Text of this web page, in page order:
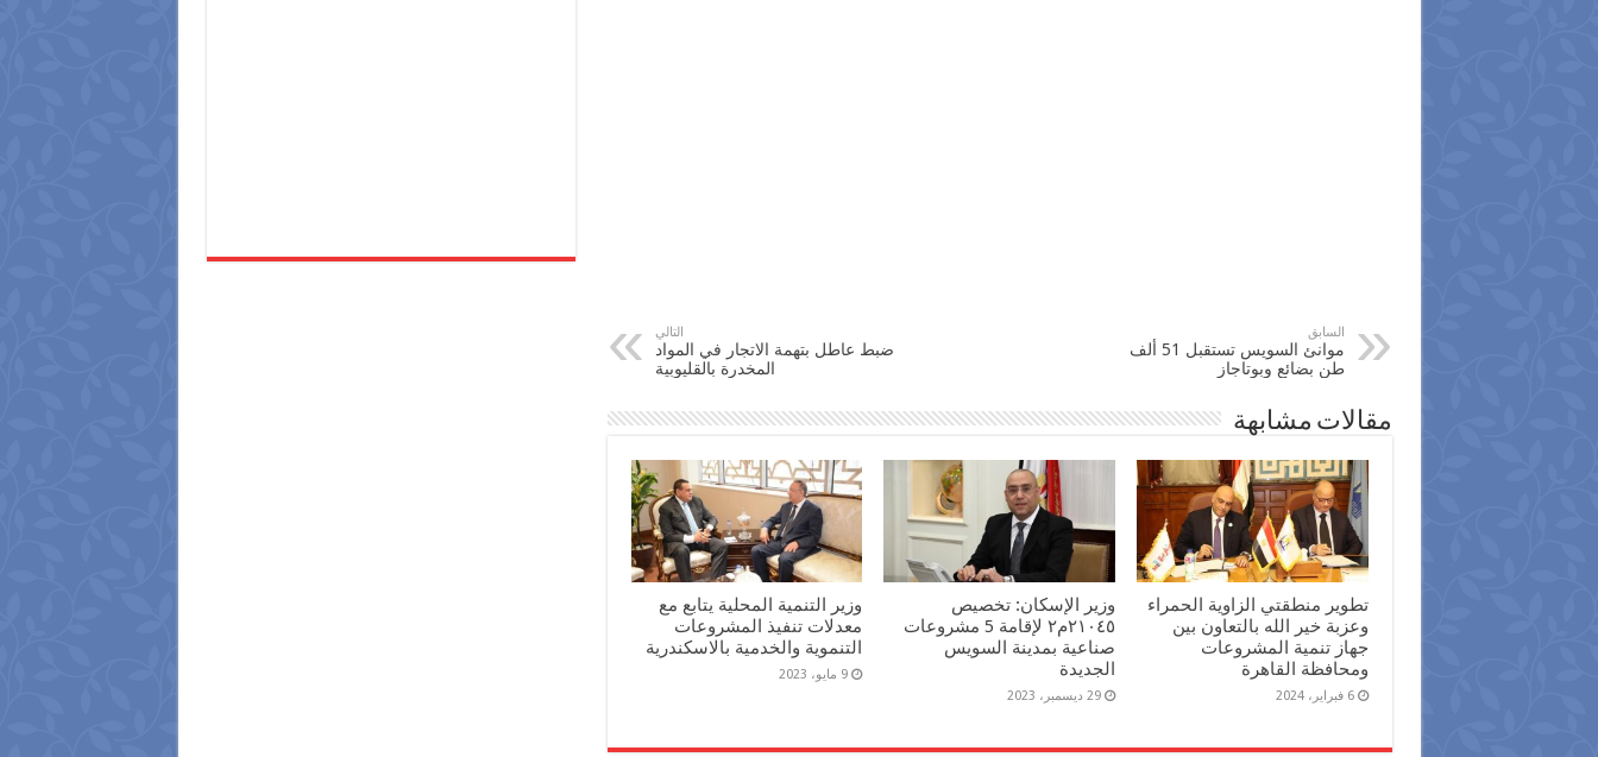
السابق
موانئ السويس تستقبل 51 ألف
طن بضائع وبوتاجاز
التالي
ضبط عاطل بتهمة الاتجار في المواد
المخدرة بالقليوبية
مقالات مشابهة
تطوير منطقتي الزاوية الحمراء
وعزبة خير الله بالتعاون بين
جهاز تنمية المشروعات
ومحافظة القاهرة
6 فبراير، 2024
وزير الإسكان: تخصيص
٢١٠٤٥م٢ لإقامة 5 مشروعات
صناعية بمدينة السويس
الجديدة
29 ديسمبر، 2023
وزير التنمية المحلية يتابع مع
معدلات تنفيذ المشروعات
التنموية والخدمية بالاسكندرية
9 مايو، 2023